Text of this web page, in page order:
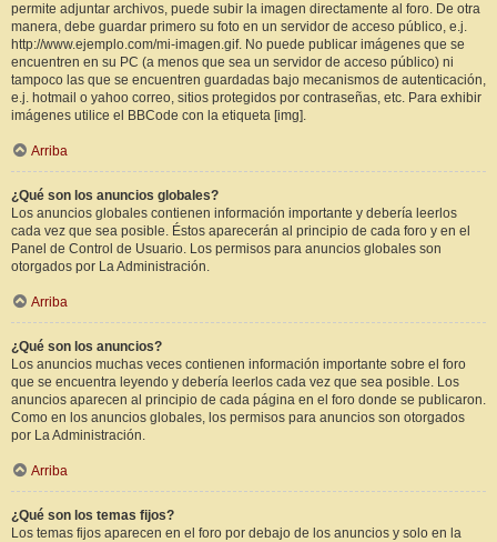
permite adjuntar archivos, puede subir la imagen directamente al foro. De otra
manera, debe guardar primero su foto en un servidor de acceso público, e.j.
http://www.ejemplo.com/mi-imagen.gif. No puede publicar imágenes que se
encuentren en su PC (a menos que sea un servidor de acceso público) ni
tampoco las que se encuentren guardadas bajo mecanismos de autenticación,
e.j. hotmail o yahoo correo, sitios protegidos por contraseñas, etc. Para exhibir
imágenes utilice el BBCode con la etiqueta [img].
Arriba
¿Qué son los anuncios globales?
Los anuncios globales contienen información importante y debería leerlos
cada vez que sea posible. Éstos aparecerán al principio de cada foro y en el
Panel de Control de Usuario. Los permisos para anuncios globales son
otorgados por La Administración.
Arriba
¿Qué son los anuncios?
Los anuncios muchas veces contienen información importante sobre el foro
que se encuentra leyendo y debería leerlos cada vez que sea posible. Los
anuncios aparecen al principio de cada página en el foro donde se publicaron.
Como en los anuncios globales, los permisos para anuncios son otorgados
por La Administración.
Arriba
¿Qué son los temas fijos?
Los temas fijos aparecen en el foro por debajo de los anuncios y solo en la